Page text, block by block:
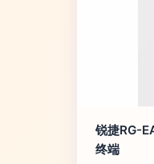
锐捷RG-
终端